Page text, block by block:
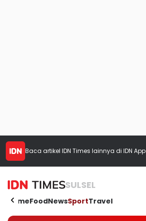
Baca artikel IDN Times lainnya di IDN App
SULSEL
HomeFoodNewsSportTravel